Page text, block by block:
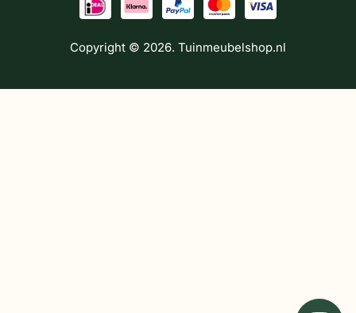
Copyright © 2026. Tuinmeubelshop.nl